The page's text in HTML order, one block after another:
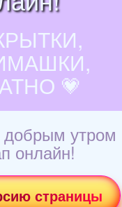
💗
добрым утром
онлайн!
страницы